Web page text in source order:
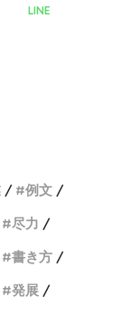
LINE
例文
尽力
書き方
発展